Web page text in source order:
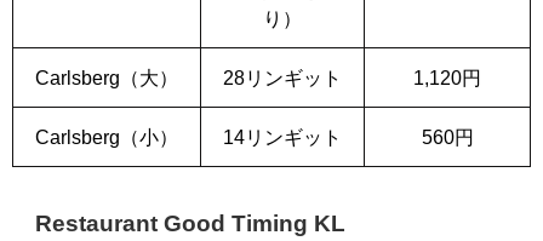
り）
Carlsberg（大） 28リンギット 1,120円
Carlsberg（小） 14リンギット 560円
Restaurant Good Timing KL